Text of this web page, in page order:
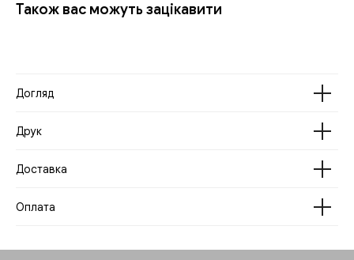
Також вас можуть зацікавити
Догляд
Друк
Доставка
Оплата